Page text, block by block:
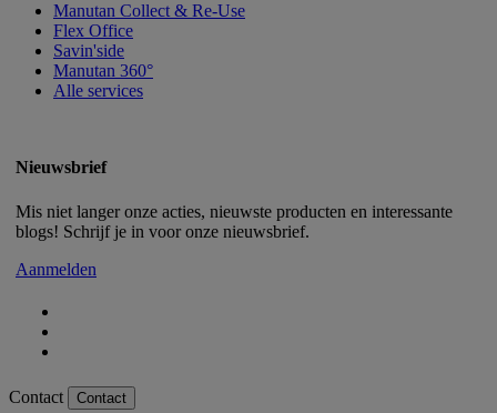
Manutan Collect & Re-Use
Flex Office
Savin'side
Manutan 360°
Alle services
Nieuwsbrief
Mis niet langer onze acties, nieuwste producten en interessante
blogs! Schrijf je in voor onze nieuwsbrief.
Aanmelden
Contact Contact